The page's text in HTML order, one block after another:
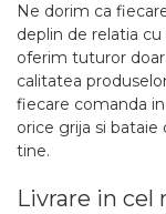
Ne dorim ca
deplin de relatia
oferim tuturor
calitatea
fiecare comanda
orice grija si
tine.
Livrare in